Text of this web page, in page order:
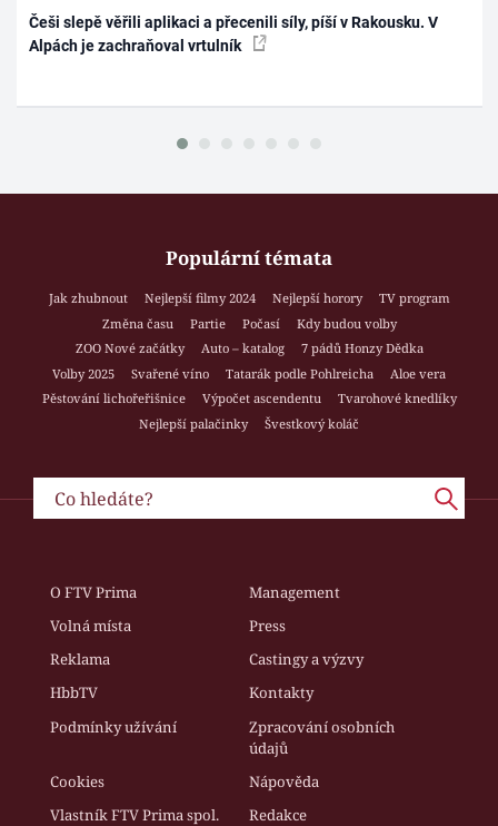
Češi slepě věřili aplikaci a přecenili síly, píší v Rakousku. V
Alpách je zachraňoval vrtulník
Populární témata
Jak zhubnout Nejlepší filmy 2024 Nejlepší horory
TV program
Změna času
Partie Počasí
Kdy budou volby
ZOO Nové začátky
Auto – katalog
7 pádů Honzy Dědka
Volby 2025
Svařené víno Tatarák podle Pohlreicha
Aloe vera
Pěstování lichořeřišnice
Výpočet ascendentu
Tvarohové knedlíky
Nejlepší palačinky
Švestkový koláč
O FTV Prima
Management
Volná místa
Press
Reklama
Castingy a výzvy
HbbTV
Kontakty
Podmínky užívání
Zpracování osobních
údajů
Cookies
Nápověda
Vlastník FTV Prima spol.
Redakce